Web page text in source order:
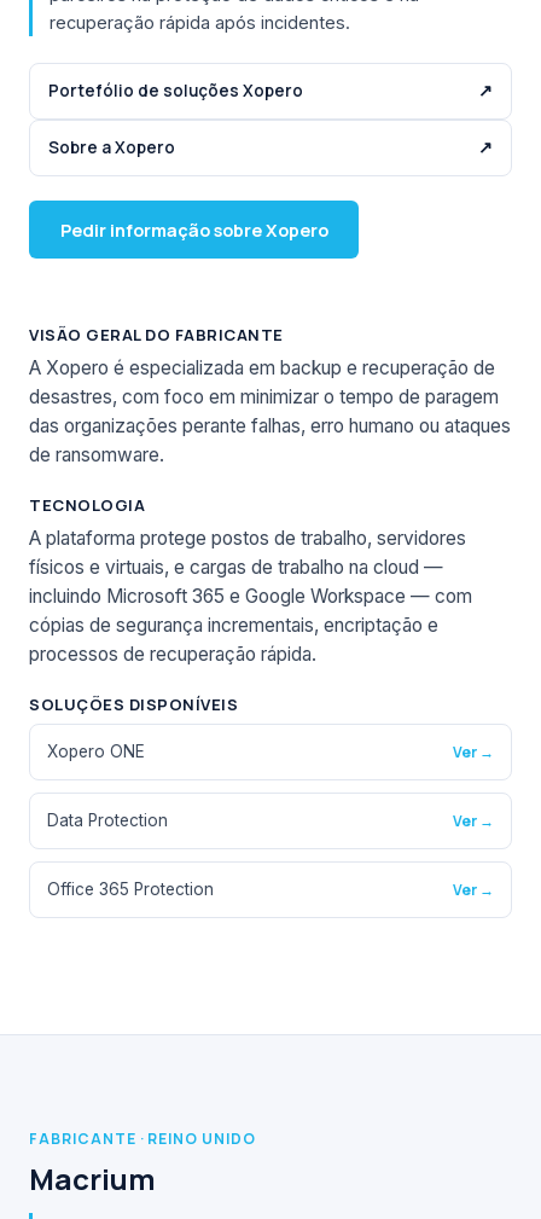
recuperação rápida após incidentes.
Portefólio de soluções Xopero ↗
Sobre a Xopero ↗
Pedir informação sobre Xopero
VISÃO GERAL DO FABRICANTE
A Xopero é especializada em backup e recuperação de
desastres, com foco em minimizar o tempo de paragem
das organizações perante falhas, erro humano ou ataques
de ransomware.
TECNOLOGIA
A plataforma protege postos de trabalho, servidores
físicos e virtuais, e cargas de trabalho na cloud —
incluindo Microsoft 365 e Google Workspace — com
cópias de segurança incrementais, encriptação e
processos de recuperação rápida.
SOLUÇÕES DISPONÍVEIS
Xopero ONE Ver →
Data Protection Ver →
Office 365 Protection Ver →
FABRICANTE · REINO UNIDO
Macrium